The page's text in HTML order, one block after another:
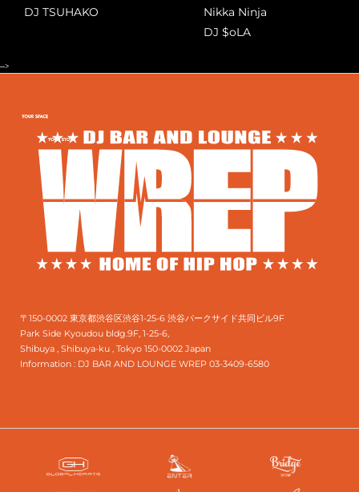
DJ TSUHAKO
Nikka Ninja
DJ $oLA
-->
〒150-0002 東京都渋谷区渋谷1-25-6 渋谷パークサイド共同ビル9F
Park Side Kyoudou bldg.9F, 1-25-6,
Shibuya , Shibuya-ku , Tokyo 150-0002 Japan
Information : DJ BAR AND LOUNGE WREP 03-3409-6580